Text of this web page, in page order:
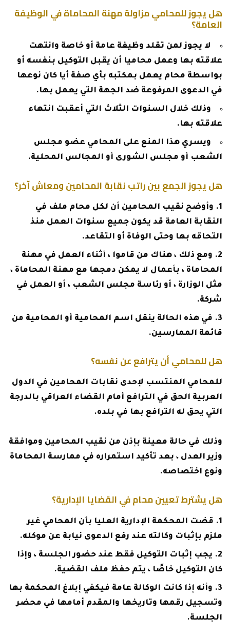
هل يجوز للمحامي مزاولة مهنة المحاماة في الوظيفة
العامة؟
لا يجوز لمن تقلد وظيفة عامة أو خاصة وانتهت
علاقته بها وعمل محاميا أن يقبل التوكيل بنفسه أو
بواسطة محام يعمل بمكتبه بأي صفة أيا كان نوعها
في الدعوى المرفوعة ضد الجهة التي يعمل بها.
وذلك خلال السنوات الثلاث التي أعقبت انتهاء
علاقته بها.
ويسري هذا المنع على المحامي عضو مجلس
الشعب أو مجلس الشورى أو المجالس المحلية.
هل يجوز الجمع بين راتب نقابة المحامين ومعاش آخر؟
وأوضح نقيب المحامين أن لكل محام ملف في
النقابة العامة قد يكون جميع سنوات العمل منذ
التحاقه بها وحتى الوفاة أو التقاعد.
ومع ذلك ، هناك من قاموا ، أثناء العمل في مهنة
المحاماة ، بأعمال لا يمكن دمجها مع مهنة المحاماة ،
مثل الوزارة ، أو رئاسة مجلس الشعب ، أو العمل في
شركة.
في هذه الحالة ينقل اسم المحامية أو المحامية من
قائمة الممارسين.
هل للمحامي أن يترافع عن نفسه؟
للمحامي المنتسب لإحدى نقابات المحامين في الدول
العربية الحق في الترافع أمام القضاء العراقي بالدرجة
التي يحق له الترافع بها في بلده.
وذلك في حالة معينة بإذن من نقيب المحامين وموافقة
وزير العدل ، بعد تأكيد استمراره في ممارسة المحاماة
ونوع اختصاصه.
هل يشترط تعيين محام في القضايا الإدارية؟
قضت المحكمة الإدارية العليا بأن المحامي غير
ملزم بإثبات وكالته عند رفع الدعوى نيابة عن موكله.
يجب إثبات التوكيل فقط عند حضور الجلسة ، وإذا
كان التوكيل خاصًا ، يتم حفظ ملف القضية.
وأنه إذا كانت الوكالة عامة فيكفي إبلاغ المحكمة بها
وتسجيل رقمها وتاريخها والمقدم أمامها في محضر
الجلسة.